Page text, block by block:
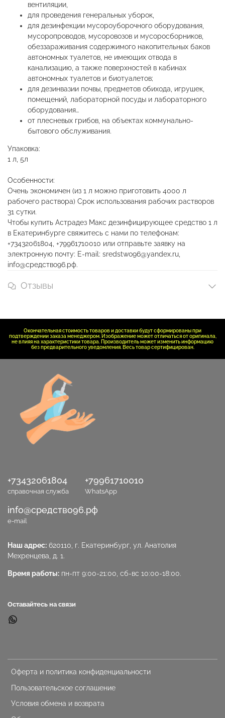
вентиляции,
для проведения генеральных уборок,
для дезинфекции мусороуборочного оборудования,
мусоропроводов, мусоровозов и мусоросборников,
обеззараживания содержимого накопительных баков
автономных туалетов, не имеющих отвода в
канализацию, а также поверхностей в кабинах
автономных туалетов и биотуалетов;
для дезинвазии почвы, предметов обихода, игрушек,
помещений, лабораторной посуды и лабораторного
оборудования…
от плесневых грибов, на объектах коммунально-
бытового обслуживания.
Упаковка:
1 л, 5л
Особенности:
Очень экономичен (из 1 л можно приготовить 4000 л
рабочего раствора) Срок использования рабочих растворов
31 сутки.
Чтобы купить Астрадез Макс дезинфицирующее средство 1 л
в Екатеринбурге свяжитесь с нами по телефонам:
+73432061804, +79961710010 или отправьте заявку на
электронную почту: E-mail: sredstwo96@yandex.ru,
info@средство96.рф.
Отзывы
Окончательная стоимость товаров и доставки будут сформированы при
подтверждении заказа менеджером. Изображение может отличаться от оригинала,
не влияя на характеристики товара. Производитель может изменить информацию
без предварительного уведомления. Весь товар сертифицирован.
Оферта и политика конфиденциальности
Пользовательское соглашение
Условия обмена и возврата
+73432061804
справочная служба
+79961710010
WhatsApp
info@средство96.рф
e-mail
Наш адрес: 620110, г. Екатеринбург, ул. Анатолия
Мехренцева, д. 1.
Время работы: пн-пт 9:00-21:00, сб-вс 10:00-18:00.
Оставайтесь на связи